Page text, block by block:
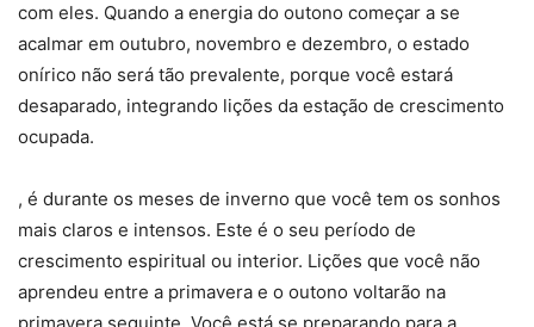
com eles. Quando a energia do outono começar a se
acalmar em outubro, novembro e dezembro, o estado
onírico não será tão prevalente, porque você estará
desaparado, integrando lições da estação de crescimento
ocupada.
, é durante os meses de inverno que você tem os sonhos
mais claros e intensos. Este é o seu período de
crescimento espiritual ou interior. Lições que você não
aprendeu entre a primavera e o outono voltarão na